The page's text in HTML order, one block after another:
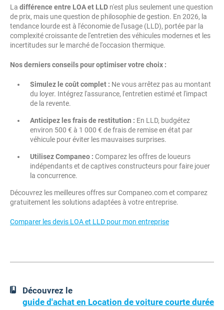
La différence entre LOA et LLD n'est plus seulement une question
de prix, mais une question de philosophie de gestion. En 2026, la
tendance lourde est à l'économie de l'usage (LLD), portée par la
complexité croissante de l'entretien des véhicules modernes et les
incertitudes sur le marché de l'occasion thermique.
Nos derniers conseils pour optimiser votre choix :
Simulez le coût complet : Ne vous arrêtez pas au montant
du loyer. Intégrez l'assurance, l'entretien estimé et l'impact
de la revente.
Anticipez les frais de restitution : En LLD, budgétez
environ 500 € à 1 000 € de frais de remise en état par
véhicule pour éviter les mauvaises surprises.
Utilisez Companeo : Comparez les offres de loueurs
indépendants et de captives constructeurs pour faire jouer
la concurrence.
Découvrez les meilleures offres sur Companeo.com et comparez
gratuitement les solutions adaptées à votre entreprise.
Comparer les devis LOA et LLD pour mon entreprise
Découvrez le
guide d'achat en Location de voiture courte durée